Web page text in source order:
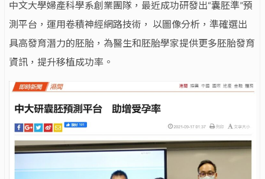
中文大學婦產科學系創業團隊，最近成功研發出“囊胚準”預
測平台，運用卷積神經網路技術， 以圖像分析，準確選出
具高發育潛力的胚胎，為醫生和胚胎學家提供更多胚胎發育
資訊，提升移植成功率。